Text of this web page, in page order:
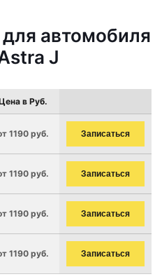
автомобиля
J
в Руб.
1190 руб. Записаться
1190 руб. Записаться
1190 руб. Записаться
1190 руб. Записаться